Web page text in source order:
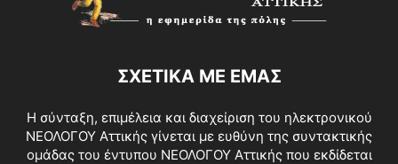
ΣΧΕΤΙΚΑ ΜΕ ΕΜΑΣ
Η σύνταξη, επιμέλεια και διαχείριση του ηλεκτρονικού
ΝΕΟΛΟΓΟΥ Αττικής γίνεται με ευθύνη της συντακτικής
ομάδας του έντυπου ΝΕΟΛΟΓΟΥ Αττικής που εκδίδεται